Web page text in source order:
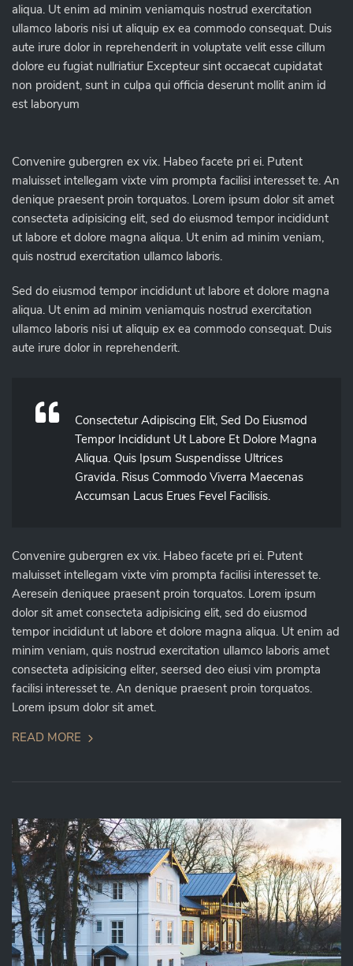
aliqua. Ut enim ad minim veniamquis nostrud exercitation
ullamco laboris nisi ut aliquip ex ea commodo consequat. Duis
aute irure dolor in reprehenderit in voluptate velit esse cillum
dolore eu fugiat nullriatiur Excepteur sint occaecat cupidatat
non proident, sunt in culpa qui officia deserunt mollit anim id
est laboryum
Convenire gubergren ex vix. Habeo facete pri ei. Putent
maluisset intellegam vixte vim prompta facilisi interesset te. An
denique praesent proin torquatos. Lorem ipsum dolor sit amet
consecteta adipisicing elit, sed do eiusmod tempor incididunt
ut labore et dolore magna aliqua. Ut enim ad minim veniam,
quis nostrud exercitation ullamco laboris.
Sed do eiusmod tempor incididunt ut labore et dolore magna
aliqua. Ut enim ad minim veniamquis nostrud exercitation
ullamco laboris nisi ut aliquip ex ea commodo consequat. Duis
aute irure dolor in reprehenderit.
Consectetur Adipiscing Elit, Sed Do Eiusmod
Tempor Incididunt Ut Labore Et Dolore Magna
Aliqua. Quis Ipsum Suspendisse Ultrices
Gravida. Risus Commodo Viverra Maecenas
Accumsan Lacus Erues Fevel Facilisis.
Convenire gubergren ex vix. Habeo facete pri ei. Putent
maluisset intellegam vixte vim prompta facilisi interesset te.
Aeresein deniquee praesent proin torquatos. Lorem ipsum
dolor sit amet consecteta adipisicing elit, sed do eiusmod
tempor incididunt ut labore et dolore magna aliqua. Ut enim ad
minim veniam, quis nostrud exercitation ullamco laboris amet
consecteta adipisicing eliter, seersed deo eiusi vim prompta
facilisi interesset te. An denique praesent proin torquatos.
Lorem ipsum dolor sit amet.
READ MORE